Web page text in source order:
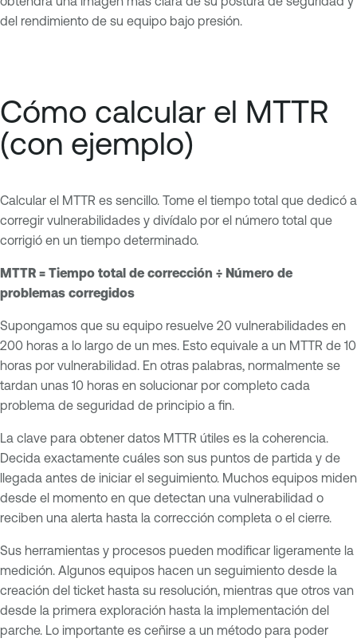
del rendimiento de su equipo bajo presión.
Cómo calcular el MTTR
(con ejemplo)
Calcular el MTTR es sencillo. Tome el tiempo total que dedicó a
corregir vulnerabilidades y divídalo por el número total que
corrigió en un tiempo determinado.
MTTR = Tiempo total de corrección ÷ Número de
problemas corregidos
Supongamos que su equipo resuelve 20 vulnerabilidades en
200 horas a lo largo de un mes. Esto equivale a un MTTR de 10
horas por vulnerabilidad. En otras palabras, normalmente se
tardan unas 10 horas en solucionar por completo cada
problema de seguridad de principio a fin.
La clave para obtener datos MTTR útiles es la coherencia.
Decida exactamente cuáles son sus puntos de partida y de
llegada antes de iniciar el seguimiento. Muchos equipos miden
desde el momento en que detectan una vulnerabilidad o
reciben una alerta hasta la corrección completa o el cierre.
Sus herramientas y procesos pueden modificar ligeramente la
medición. Algunos equipos hacen un seguimiento desde la
creación del ticket hasta su resolución, mientras que otros van
desde la primera exploración hasta la implementación del
parche. Lo importante es ceñirse a un método para poder